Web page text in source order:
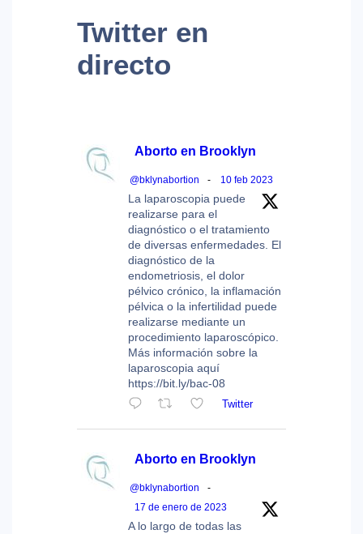
Twitter en
directo
Aborto en Brooklyn
@bklynabortion - 10 feb 2023
La laparoscopia puede
realizarse para el
diagnóstico o el tratamiento
de diversas enfermedades. El
diagnóstico de la
endometriosis, el dolor
pélvico crónico, la inflamación
pélvica o la infertilidad puede
realizarse mediante un
procedimiento laparoscópico.
Más información sobre la
laparoscopia aquí
https://bit.ly/bac-08
Twitter
Aborto en Brooklyn
@bklynabortion
-
17 de enero de 2023
A lo largo de todas las